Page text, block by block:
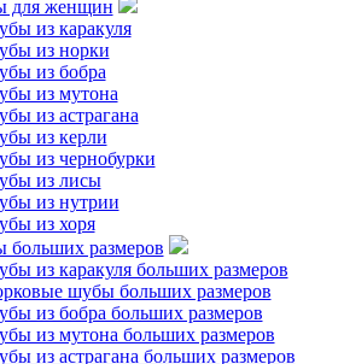
ул.
ул.
19
ул.
ул.
ул.
ул.
ул.
12,
для женщин
из каракуля
из норки
из бобра
из мутона
из астрагана
из керли
из чернобурки
из лисы
из нутрии
из хоря
размеров
из каракуля больших размеров
шубы больших размеров
из бобра больших размеров
из мутона больших размеров
из астрагана больших размеров